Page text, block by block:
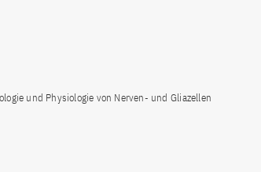
und Physiologie von Nerven- und Gliazellen